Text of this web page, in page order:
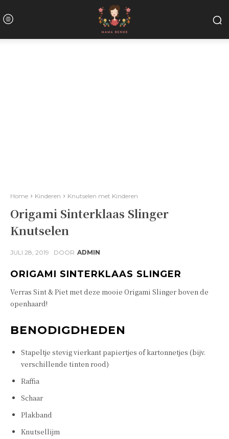
Home Kinderen Knutselen met Kinderen
Origami Sinterklaas Slinger
Knutselen
JULI 28, 2019 DOOR ADMIN
ORIGAMI SINTERKLAAS SLINGER
Verras Sint & Piet met deze mooie Origami Slinger boven de
openhaard!
BENODIGDHEDEN
Stapeltje stevig vierkant papiertjes of kartonnetjes (bijv.
verschillende tinten rood)
Raffia
Schaar
Plakband
Knutsellijm